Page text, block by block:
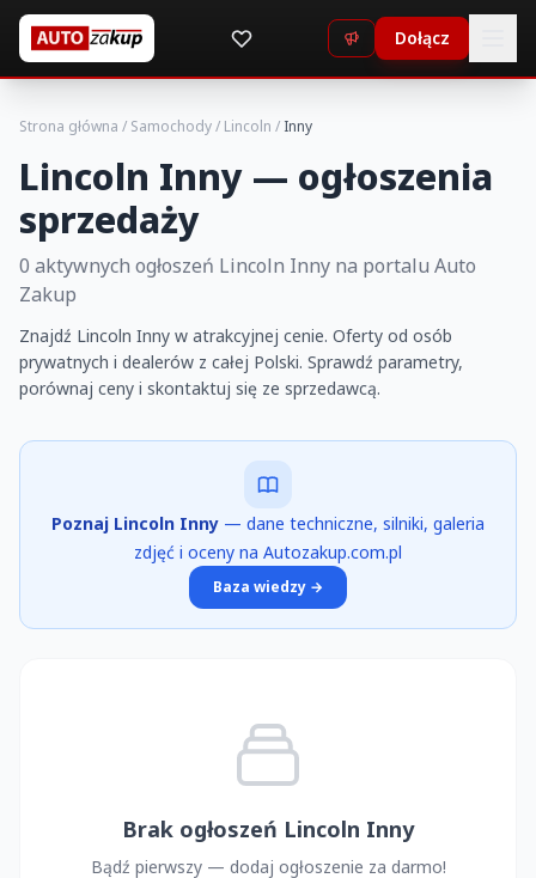
Dołącz
Strona główna / Samochody/ Lincoln / Inny
Lincoln Inny — ogłoszenia
sprzedaży
0 aktywnych ogłoszeń Lincoln Inny na portalu Auto
Zakup
Znajdź Lincoln Inny w atrakcyjnej cenie. Oferty od osób
prywatnych i dealerów z całej Polski. Sprawdź parametry,
porównaj ceny i skontaktuj się ze sprzedawcą.
Poznaj Lincoln Inny — dane techniczne, silniki, galeria
zdjęć i oceny na Autozakup.com.pl
Baza wiedzy →
Brak ogłoszeń Lincoln Inny
Bądź pierwszy — dodaj ogłoszenie za darmo!